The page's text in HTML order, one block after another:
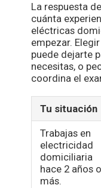
La respuesta
cuánta
eléctricas
empezar.
puede dejarte
necesitas, o
coordina el
Tu situación
Trabajas en
electricidad
domiciliaria
hace 2 años o
más.